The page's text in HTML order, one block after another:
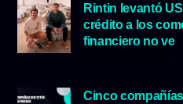
Rintin levantó
crédito a los
financiero no ve
Cinco